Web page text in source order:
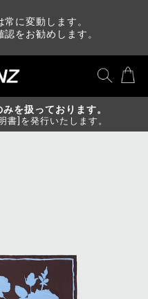
に変動します。
をお勧めします。
を扱っております。
書]を発行いたします。